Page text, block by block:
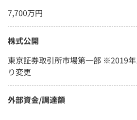
7,700万円
株式公開
東京証券取引所市場第一部 ※2019
り変更
外部資金/調達額